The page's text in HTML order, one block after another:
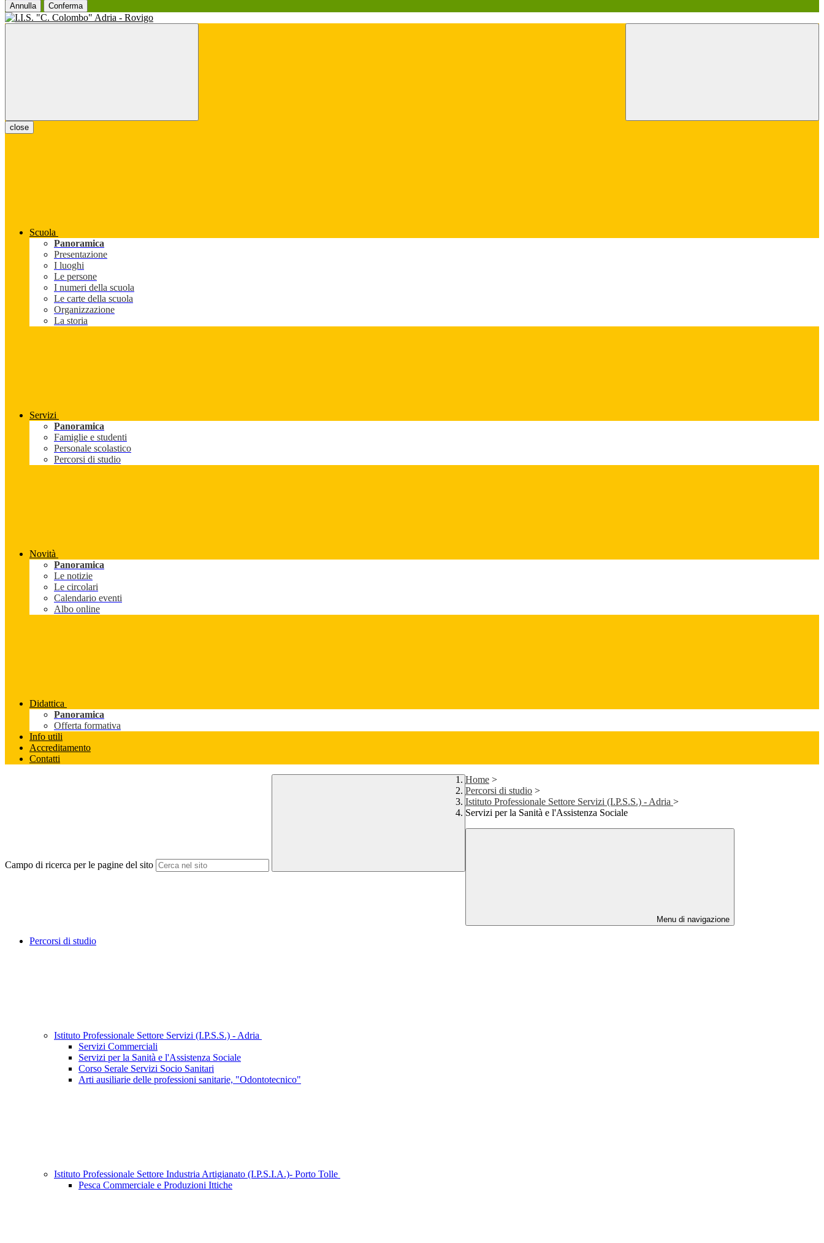
Annulla Conferma
close
Scuola
Panoramica
Presentazione
I luoghi
Le persone
I numeri della scuola
Le carte della scuola
Organizzazione
La storia
Servizi
Panoramica
Famiglie e studenti
Personale scolastico
Percorsi di studio
Novità
Panoramica
Le notizie
Le circolari
Calendario eventi
Albo online
Didattica
Panoramica
Offerta formativa
Info utili
Accreditamento
Contatti
Campo di ricerca per le pagine del sito
Home >
Percorsi di studio >
Istituto Professionale Settore Servizi (I.P.S.S.) - Adria >
Servizi per la Sanità e l'Assistenza Sociale
Menu di navigazione
Percorsi di studio
Istituto Professionale Settore Servizi (I.P.S.S.) - Adria
Servizi Commerciali
Servizi per la Sanità e l'Assistenza Sociale
Corso Serale Servizi Socio Sanitari
Arti ausiliarie delle professioni sanitarie, "Odontotecnico"
Istituto Professionale Settore Industria Artigianato (I.P.S.I.A.)- Porto Tolle
Pesca Commerciale e Produzioni Ittiche